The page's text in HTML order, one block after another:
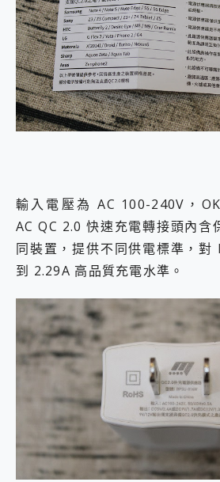
輸入電壓為 AC 100-240V，
AC QC 2.0 快速充電轉接頭內含
同裝置，提供不同供電標準，對
到 2.29A 高品質充電水準。